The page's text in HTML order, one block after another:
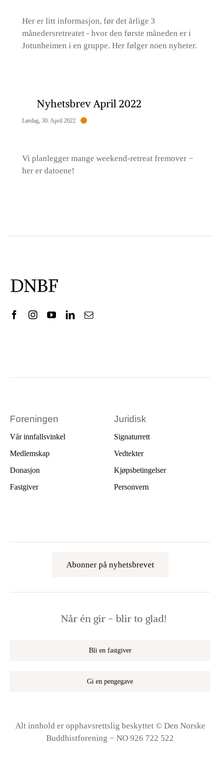
Her er litt informasjon, før det årlige 3
månedersretreatet - hvor den første måneden er i
Jotunheimen i en gruppe. Her følger noen nyheter.
Nyhetsbrev April 2022
Lørdag, 30. April 2022
Vi planlegger mange weekend-retreat fremover −
her er datoene!
Foreningen
Vår innfallsvinkel
Medlemskap
Donasjon
Fastgiver
Juridisk
Signaturrett
Vedtekter
Kjøpsbetingelser
Personvern
Abonner på nyhetsbrevet
Når én gir − blir to glad!
Bli en fastgiver
Gi en pengegave
Alt innhold er opphavsrettslig beskyttet © Den Norske
Buddhistforening − NO 926 722 522